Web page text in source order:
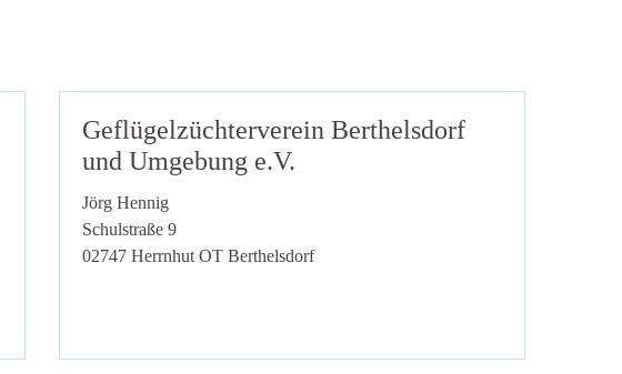
Geflügelzüchterverein Berthelsdorf
und Umgebung e.V.
Jörg Hennig
Schulstraße 9
02747 Herrnhut OT Berthelsdorf